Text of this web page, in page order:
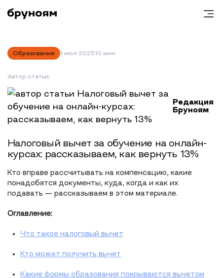
Образование 1 июл 202510 мин
Автор статьи:
Редакция
Бруноям
Налоговый вычет за обучение на онлайн-
курсах: рассказываем, как вернуть 13%
Кто вправе рассчитывать на компенсацию, какие
понадобятся документы, куда, когда и как их
подавать — рассказываем в этом материале.
Оглавление:
Что такое налоговый вычет
Кто может получить вычет
Какие формы образования покрываются вычетом